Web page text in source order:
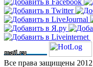
Все права защищены 2012